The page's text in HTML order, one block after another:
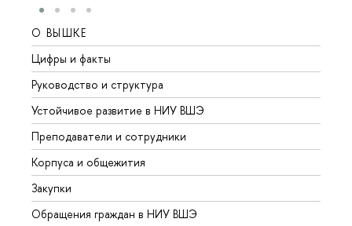
О ВЫШКЕ
Цифры и факты
Руководство и структура
Устойчивое развитие в НИУ ВШЭ
Преподаватели и сотрудники
Корпуса и общежития
Закупки
Обращения граждан в НИУ ВШЭ